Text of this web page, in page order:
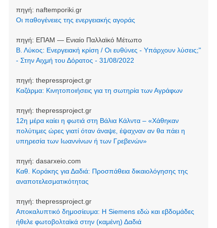
πηγή: naftemporiki.gr
Οι παθογένειες της ενεργειακής αγοράς
πηγή: ΕΠΑΜ — Ενιαίο Παλλαϊκό Μέτωπο
Β. Λύκος: Ενεργειακή κρίση / Οι ευθύνες - Υπάρχουν λύσεις;"
- Στην Αιχμή του Δόρατος - 31/08/2022
πηγή: thepressproject.gr
Καζάρμα: Κινητοποιήσεις για τη σωτηρία των Αγράφων
πηγή: thepressproject.gr
12η μέρα καίει η φωτιά στη Βάλια Κάλντα – «Χάθηκαν
πολύτιμες ώρες γιατί όταν άναψε, έψαχναν αν θα πάει η
υπηρεσία των Ιωαννίνων ή των Γρεβενών»
πηγή: dasarxeio.com
Καθ. Κοράκης για Δαδιά: Προσπάθεια δικαιολόγησης της
αναποτελεσματικότητας
πηγή: thepressproject.gr
Αποκαλυπτικό δημοσίευμα: Η Siemens εδώ και εβδομάδες
ήθελε φωτοβολταϊκά στην (καμένη) Δαδιά